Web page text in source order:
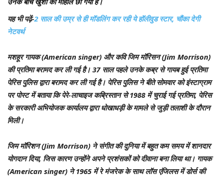
यह भी पढ़ें-2 साल की उम्र से ही मॉडलिंग कर रही ये हॉलीवुड स्टार, चौंका देगी
नेटवर्थ
मशहूर गायक (American singer) और कवि जिम मॉरिसन (Jim Morrison)
की प्रतिमा बरामद कर ली गई है। 37 साल पहले उनके कब्र से गायब हुई प्रतिमा
पेरिस पुलिस द्वारा बरामद कर ली गई है। पेरिस पुलिस ने बीते सोमवार को इंस्टाग्राम
पर पोस्ट में बताया कि पेरे-लाचाइज कब्रिस्तान से 1988 में चुराई गई प्रतिमा, पेरिस
के सरकारी अभियोजक कार्यालय द्वारा धोखाधड़ी के मामले से जुड़ी तलाशी के दौरान
मिली।
जिम मॉरिशन (Jim Morrison) ने संगीत की दुनिया में बहुत कम समय में शानदार
योगदान दिया, जिस कारण उन्होंने अपने प्रशंसकों को दीवाना बना लिया था। गायक
(American singer) ने 1965 में रे मंजरेक के साथ लॉस एंजिलस में डोर्स की